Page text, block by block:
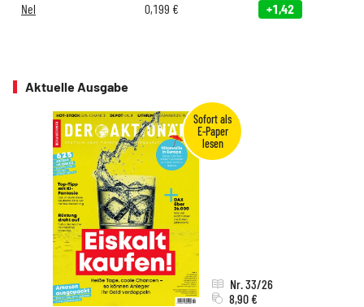
Nel 0,199 € +1,42
Aktuelle Ausgabe
Nr. 33/26
8,90 €